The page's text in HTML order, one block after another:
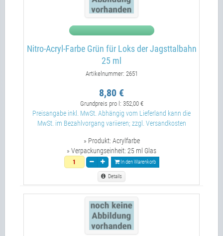
Nitro-Acryl-Farbe Grün für Loks der Jagsttalbahn
25 ml
Artikelnummer: 2651
8,80 €
Grundpreis pro l: 352,00 €
Preisangabe inkl. MwSt. Abhängig vom Lieferland kann die
MwSt. im Bezahlvorgang variieren; zzgl. Versandkosten
» Produkt: Acrylfarbe
» Verpackungseinheit: 25 ml Glas
In den Warenkorb
Details